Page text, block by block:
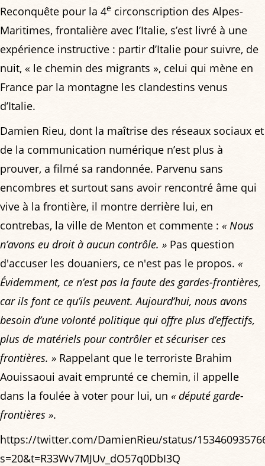
Reconquête pour la 4e circonscription des Alpes-
Maritimes, frontalière avec l’Italie, s’est livré à une
expérience instructive : partir d’Italie pour suivre, de
nuit, « le chemin des migrants », celui qui mène en
France par la montagne les clandestins venus
d’Italie.
Damien Rieu, dont la maîtrise des réseaux sociaux et
de la communication numérique n’est plus à
prouver, a filmé sa randonnée. Parvenu sans
encombres et surtout sans avoir rencontré âme qui
vive à la frontière, il montre derrière lui, en
contrebas, la ville de Menton et commente : « Nous
n’avons eu droit à aucun contrôle. » Pas question
d'accuser les douaniers, ce n'est pas le propos. «
Évidemment, ce n’est pas la faute des gardes-frontières,
car ils font ce qu’ils peuvent. Aujourd’hui, nous avons
besoin d’une volonté politique qui offre plus d’effectifs,
plus de matériels pour contrôler et sécuriser ces
frontières. » Rappelant que le terroriste Brahim
Aouissaoui avait emprunté ce chemin, il appelle
dans la foulée à voter pour lui, un « député garde-
frontières ».
https://twitter.com/DamienRieu/status/
s=20&t=R33Wv7MJUv_dO57q0DbI3Q